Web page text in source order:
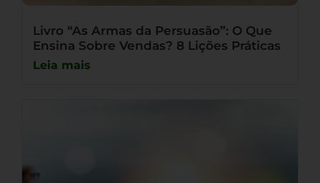
Livro “As Armas da Persuasão”: O Que
Ensina Sobre Vendas? 8 Lições Práticas
Leia mais